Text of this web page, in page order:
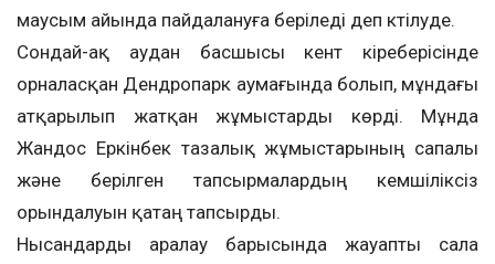
маусым айында пайдалануға беріледі деп күтілуде.
Сондай-ақ аудан басшысы кент кіреберісінде
орналасқан Дендропарк аумағында болып, мұндағы
атқарылып жатқан жұмыстарды көрді. Мұнда
Жандос Еркінбек тазалық жұмыстарының сапалы
және берілген тапсырмалардың кемшіліксіз
орындалуын қатаң тапсырды.
Нысандарды аралау барысында жауапты сала